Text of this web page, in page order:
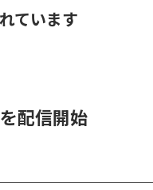
ています
を配信開始